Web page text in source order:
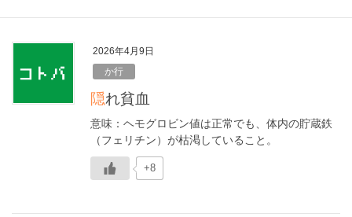
2026年4月9日
か行
隠れ貧血
意味：ヘモグロビン値は正常でも、体内の貯蔵鉄
（フェリチン）が枯渇していること。
+8